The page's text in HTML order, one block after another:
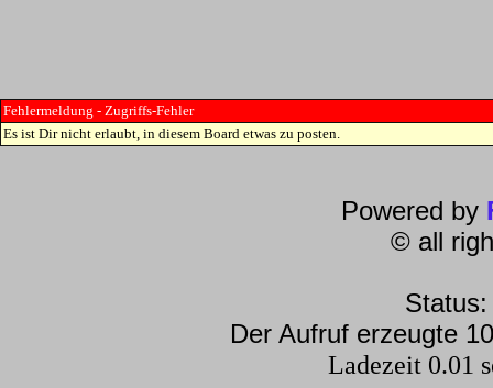
Fehlermeldung - Zugriffs-Fehler
Es ist Dir nicht erlaubt, in diesem Board etwas zu posten.
Powered by
© all
Der Aufruf erzeugte
Ladezeit 0.01